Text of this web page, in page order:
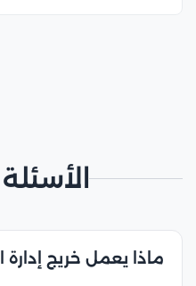
ماذا يعمل خريج